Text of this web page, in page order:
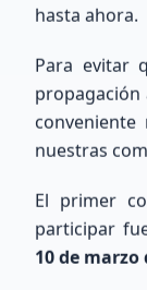
Consulta
mundo
hasta ahora.
Para evitar
propagación
nuestras
El primer
participar
10 de marzo